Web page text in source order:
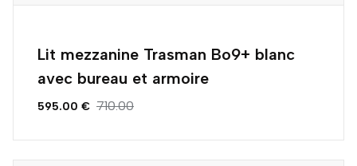
Lit mezzanine Trasman Bo9+ blanc
avec bureau et armoire
595.00 € 710.00